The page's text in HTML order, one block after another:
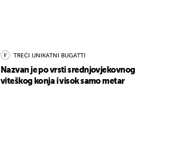
TREĆI UNIKATNI BUGATTI
Nazvan je po vrsti srednjovjekovnog
viteškog konja i visok samo metar